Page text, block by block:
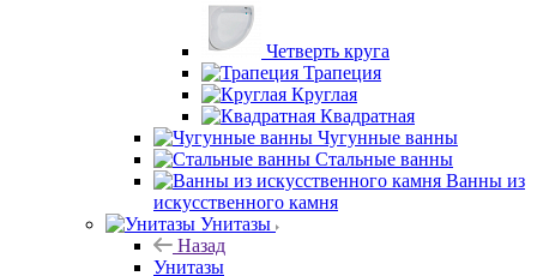
Четверть круга
Трапеция
Круглая
Квадратная
Чугунные ванны
Стальные ванны
Ванны из
искусственного камня
Унитазы
Назад
Унитазы